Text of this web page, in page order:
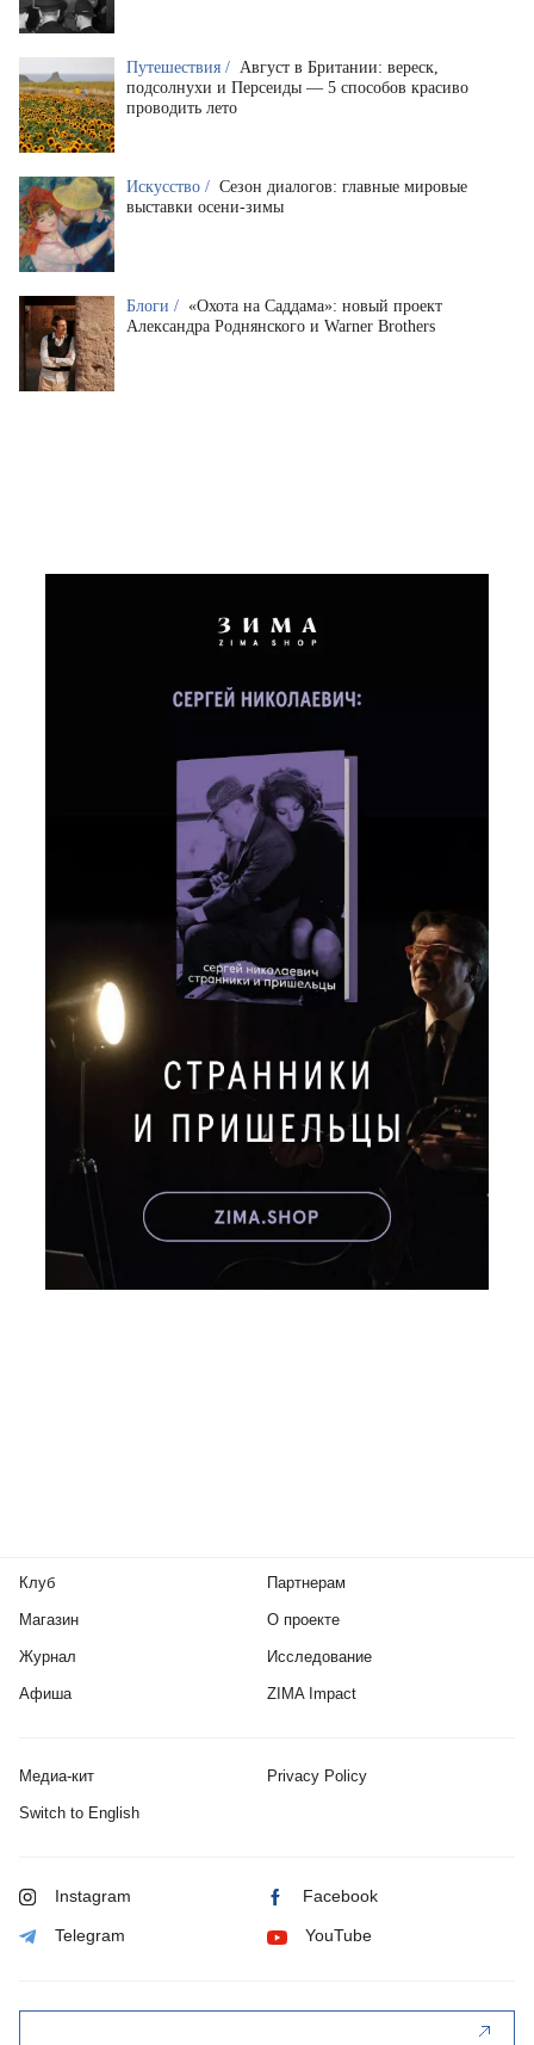
Путешествия / Август в Британии: вереск,
подсолнухи и Персеиды — 5 способов красиво
проводить лето
Искусство / Сезон диалогов: главные мировые
выставки осени-зимы
Блоги / «Охота на Саддама»: новый проект
Александра Роднянского и Warner Brothers
Клуб
Магазин
Журнал
Афиша
Партнерам
О проекте
Исследование
ZIMA Impact
Медиа-кит Privacy Policy
Switch to English
Instagram Facebook
Telegram YouTube